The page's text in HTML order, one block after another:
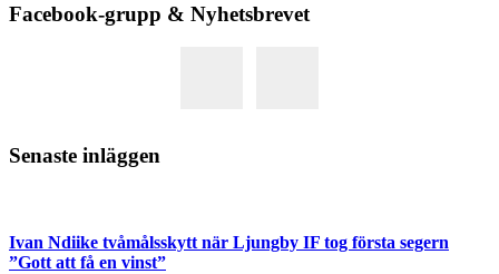
Facebook-grupp & Nyhetsbrevet
Senaste inläggen
Ivan Ndiike tvåmålsskytt när Ljungby IF tog första segern
”Gott att få en vinst”